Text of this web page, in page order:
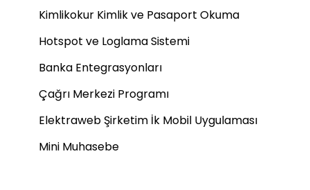
Kimlikokur Kimlik ve Pasaport Okuma
Hotspot ve Loglama Sistemi
Banka Entegrasyonları
Çağrı Merkezi Programı
Elektraweb Şirketim İk Mobil Uygulaması
Mini Muhasebe